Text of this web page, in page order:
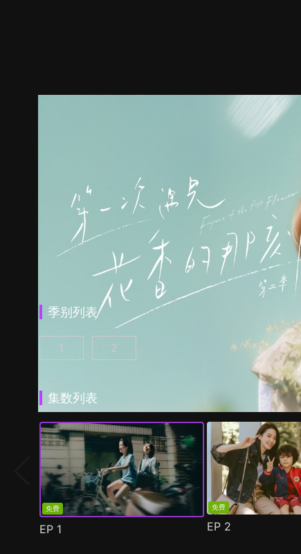
季别列表
第一次遇见花香的那刻 第1季 第1集( )
1 第一次遇见花香的那刻 第2季 第1集()
2
集数列表
免费
EP 1
免费
EP 2